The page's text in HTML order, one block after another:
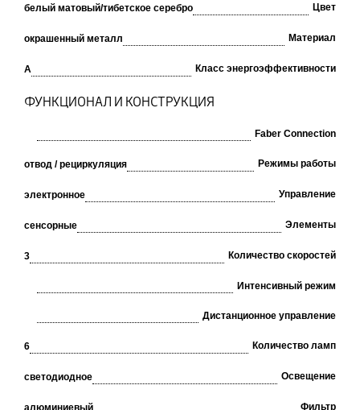
белый матовый/тибетское серебро Цвет
окрашенный металл Материал
A Класс энергоэффективности
ФУНКЦИОНАЛ И КОНСТРУКЦИЯ
Faber Connection
отвод / рециркуляция Режимы работы
электронное Управление
сенсорные Элементы
3 Количество скоростей
Интенсивный режим
Дистанционное управление
6 Количество ламп
светодиодное Освещение
алюминиевый Фильтр